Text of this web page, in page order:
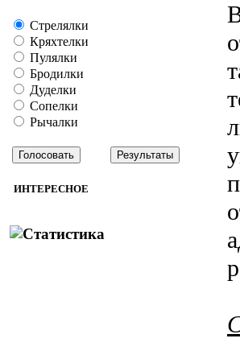
Стрелялки
Кряхтелки
Пулялки
Бродилки
Дуделки
Сопелки
Рычалки
ИНТЕРЕСНОЕ